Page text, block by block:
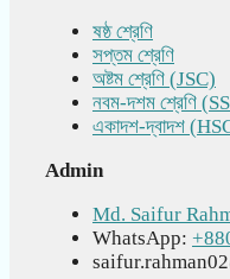
ষষ্ঠ শ্রেণি
সপ্তম শ্রেণি
অষ্টম শ্রেণি (JSC)
নবম-দশম শ্রেণি
একাদশ-দ্বাদশ
Admin
Md. Saifur
WhatsApp: